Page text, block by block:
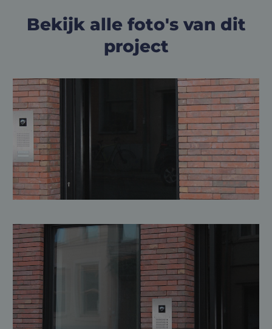
Bekijk alle foto's van dit
project